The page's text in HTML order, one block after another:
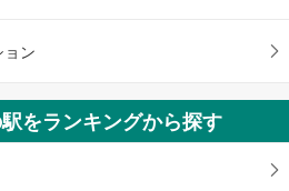
ン
をランキングから探す